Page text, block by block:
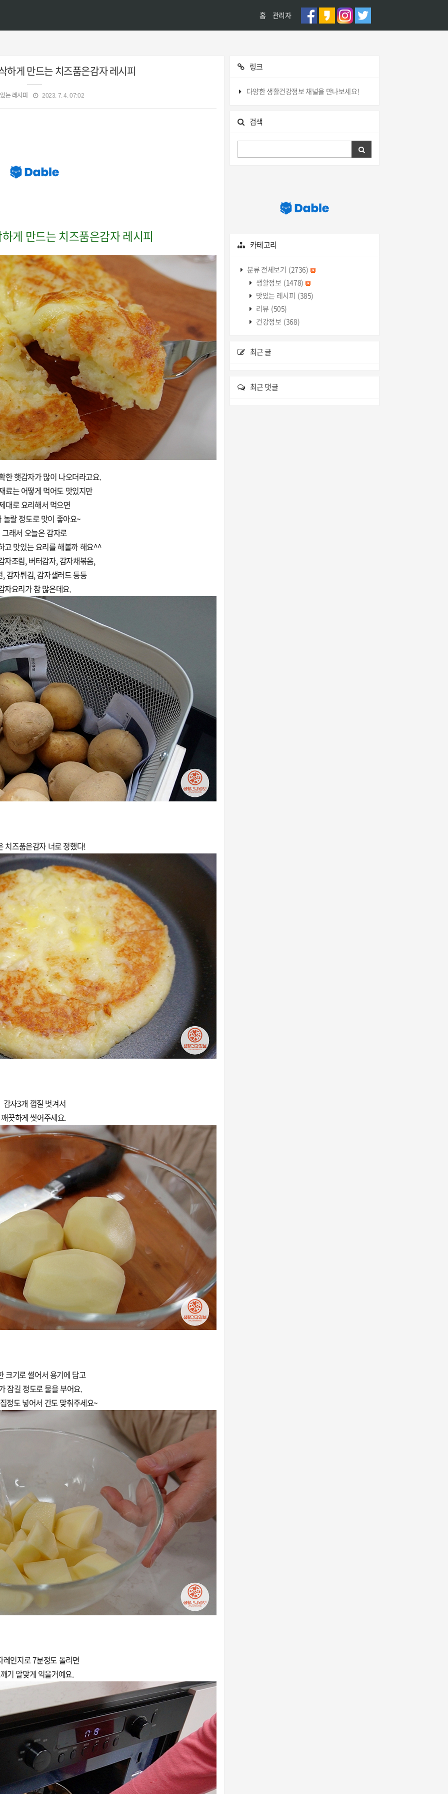
홈 관리자
하게 만드는 치즈품은감자 레시피
는 레시피 2023. 7. 4. 07:02
게 만드는 치즈품은감자 레시피
한 햇감자가 많이 나오더라고요.
료는 어떻게 먹어도 맛있지만
대로 요리해서 먹으면
놀랄 정도로 맛이 좋아요~
그래서 오늘은 감자로
고 맛있는 요리를 해볼까 해요^^
자조림, 버터감자, 감자채볶음,
, 감자튀김, 감자샐러드 등등
자요리가 참 많은데요.
치즈품은감자 너로 정했다!
감자3개 껍질 벗겨서
깨끗하게 씻어주세요.
크기로 썰어서 용기에 담고
잠길 정도로 물을 부어요.
정도 넣어서 간도 맞춰주세요~
레인지로 7분정도 돌리면
기 알맞게 익을거예요.
링크
다양한 생활건강정보 채널을 만나보세요!
검색
카테고리
분류 전체보기 (2736)
생활정보 (1478)
맛있는 레시피 (385)
리뷰 (505)
건강정보 (368)
최근 글
최근 댓글